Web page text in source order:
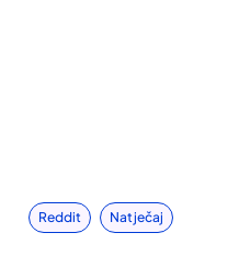
Reddit Natječaj